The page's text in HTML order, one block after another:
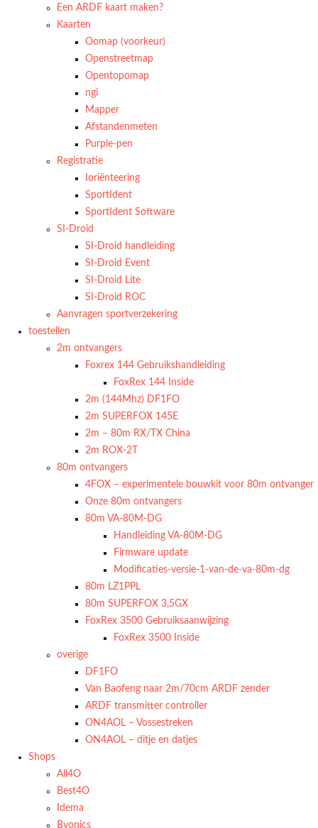
Een ARDF kaart maken?
Kaarten
Oomap (voorkeur)
Openstreetmap
Opentopomap
ngi
Mapper
Afstandenmeten
Purple-pen
Registratie
Ioriënteering
SportIdent
SportIdent Software
SI-Droid
SI-Droid handleiding
SI-Droid Event
SI-Droid Lite
SI-Droid ROC
Aanvragen sportverzekering
toestellen
2m ontvangers
Foxrex 144 Gebruikshandleiding
FoxRex 144 Inside
2m (144Mhz) DF1FO
2m SUPERFOX 145E
2m – 80m RX/TX China
2m ROX-2T
80m ontvangers
4FOX – experimentele bouwkit voor 80m ontvanger
Onze 80m ontvangers
80m VA-80M-DG
Handleiding VA-80M-DG
Firmware update
Modificaties-versie-1-van-de-va-80m-dg
80m LZ1PPL
80m SUPERFOX 3,5GX
FoxRex 3500 Gebruiksaanwijzing
FoxRex 3500 Inside
overige
DF1FO
Van Baofeng naar 2m/70cm ARDF zender
ARDF transmitter controller
ON4AOL – Vossestreken
ON4AOL – ditje en datjes
Shops
All4O
Best4O
Idema
Byonics